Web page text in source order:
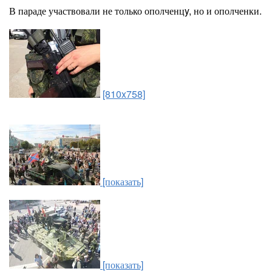
В параде участвовали не только ополченцy, но и ополченки.
[810x758]
[показать]
[показать]